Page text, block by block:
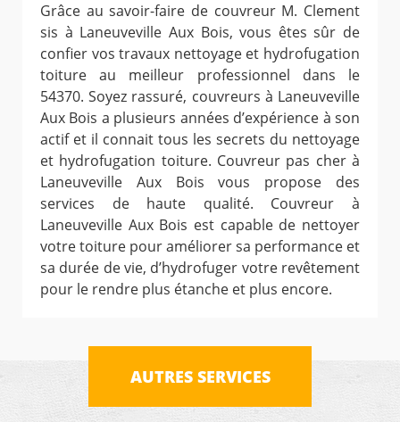
Grâce au savoir-faire de couvreur M. Clement
sis à Laneuveville Aux Bois, vous êtes sûr de
confier vos travaux nettoyage et hydrofugation
toiture au meilleur professionnel dans le
54370. Soyez rassuré, couvreurs à Laneuveville
Aux Bois a plusieurs années d’expérience à son
actif et il connait tous les secrets du nettoyage
et hydrofugation toiture. Couvreur pas cher à
Laneuveville Aux Bois vous propose des
services de haute qualité. Couvreur à
Laneuveville Aux Bois est capable de nettoyer
votre toiture pour améliorer sa performance et
sa durée de vie, d’hydrofuger votre revêtement
pour le rendre plus étanche et plus encore.
AUTRES SERVICES